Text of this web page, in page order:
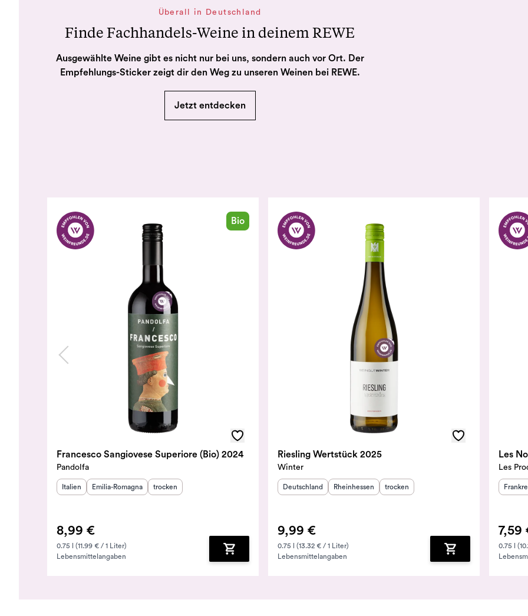
Überall in Deutschland
Finde Fachhandels-Weine in deinem REWE
Ausgewählte Weine gibt es nicht nur bei uns, sondern auch vor Ort. Der
Empfehlungs-Sticker zeigt dir den Weg zu unseren Weinen bei REWE.
Jetzt entdecken
Bio
Francesco Sangiovese Superiore (Bio) 2024
Pandolfa
Herkunftsland:
Italien Herkunftsregion
Emilia-Romagna Geschmack
trocken
8,99 €
0.75 l (11.99 € / 1 Liter)
Lebensmittelangaben
Zum Warenkorb hinzufügen
Riesling Wertstück 2025
Winter
Herkunftsland
Deutschland Herkunftsregion :
Rheinhessen Geschmack
trocken
9,99 €
0.75 l (13.32 € / 1 Liter)
Lebensmittelangaben
Zum Warenkorb
Les
Les
7,59
0.75 l